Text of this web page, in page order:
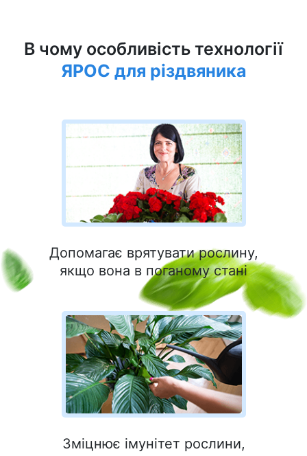
В чому особливість технології
ЯРОС для різдвяника
Допомагає врятувати рослину,
якщо вона в поганому стані
Зміцнює імунітет рослини,